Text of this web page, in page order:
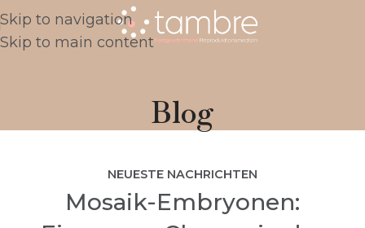
Skip to navigation
Skip to main content
Blog
NEUESTE NACHRICHTEN
Mosaik-Embryonen: